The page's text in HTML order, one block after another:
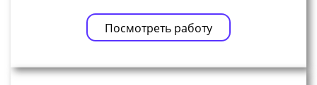
Посмотреть работу